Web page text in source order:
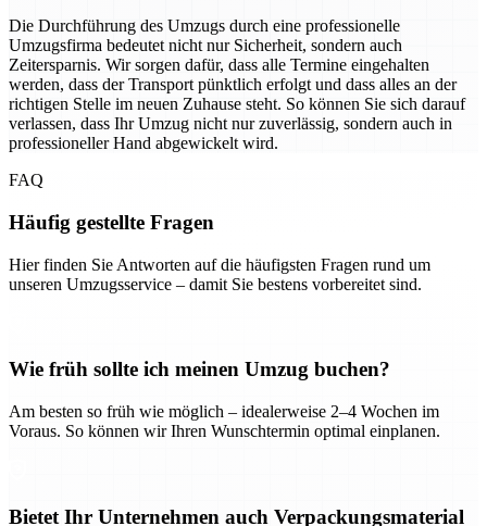
Die Durchführung des Umzugs durch eine professionelle
Umzugsfirma bedeutet nicht nur Sicherheit, sondern auch
Zeitersparnis. Wir sorgen dafür, dass alle Termine eingehalten
werden, dass der Transport pünktlich erfolgt und dass alles an der
richtigen Stelle im neuen Zuhause steht. So können Sie sich darauf
verlassen, dass Ihr Umzug nicht nur zuverlässig, sondern auch in
professioneller Hand abgewickelt wird.
FAQ
Häufig gestellte Fragen
Hier finden Sie Antworten auf die häufigsten Fragen rund um
unseren Umzugsservice – damit Sie bestens vorbereitet sind.
Wie früh sollte ich meinen Umzug buchen?
Am besten so früh wie möglich – idealerweise 2–4 Wochen im
Voraus. So können wir Ihren Wunschtermin optimal einplanen.
Bietet Ihr Unternehmen auch Verpackungsmaterial